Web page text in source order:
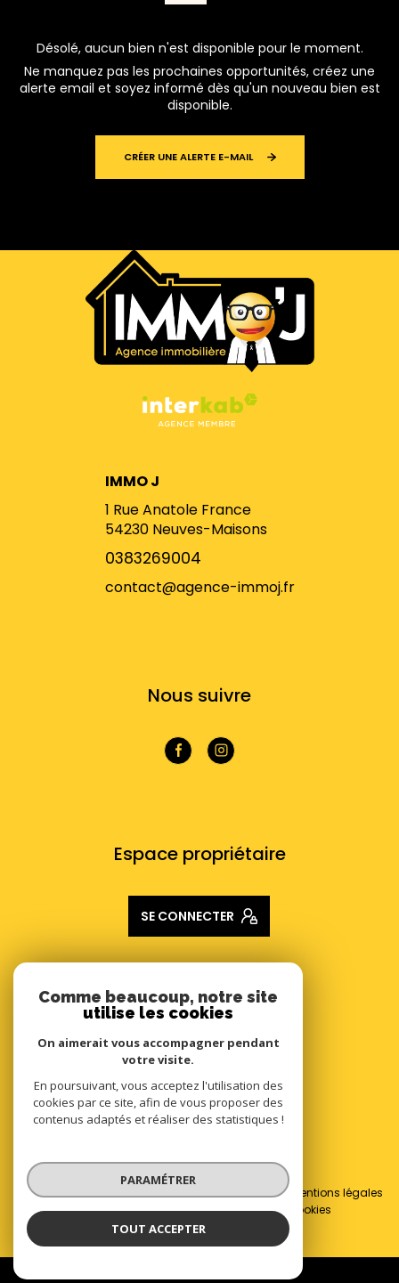
Désolé, aucun bien n'est disponible pour le moment.
Ne manquez pas les prochaines opportunités, créez une
alerte email et soyez informé dès qu'un nouveau bien est
disponible.
CRÉER UNE ALERTE E-MAIL
IMMO J
1 Rue Anatole France
54230 Neuves-Maisons
0383269004
contact@agence-immoj.fr
Nous suivre
Espace propriétaire
SE CONNECTER
ADHÉRENTS
Nous adhérons
© 2026 | Tous droits réservés
Nos honoraires
Nos partenaires
Mentions légales
Admin
Politique RGPD Cookies
Réalisé par :
Comme beaucoup, notre site
utilise les cookies
On aimerait vous accompagner pendant
votre visite.
En poursuivant, vous acceptez l'utilisation des
cookies par ce site, afin de vous proposer des
contenus adaptés et réaliser des statistiques !
PARAMÉTRER
TOUT ACCEPTER